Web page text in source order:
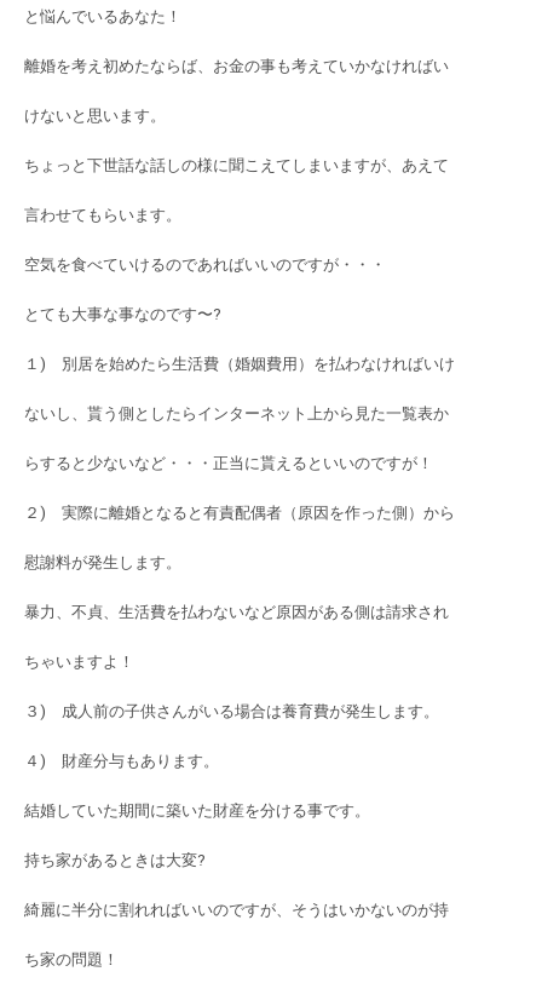
と悩んでいるあなた！
離婚を考え初めたならば、お金の事も考えていかなければい
けないと思います。
ちょっと下世話な話しの様に聞こえてしまいますが、あえて
言わせてもらいます。
空気を食べていけるのであればいいのですが・・・
とても大事な事なのです〜?
１) 別居を始めたら生活費（婚姻費用）を払わなければいけ
ないし、貰う側としたらインターネット上から見た一覧表か
らすると少ないなど・・・正当に貰えるといいのですが！
２) 実際に離婚となると有責配偶者（原因を作った側）から
慰謝料が発生します。
暴力、不貞、生活費を払わないなど原因がある側は請求され
ちゃいますよ！
３) 成人前の子供さんがいる場合は養育費が発生します。
４) 財産分与もあります。
結婚していた期間に築いた財産を分ける事です。
持ち家があるときは大変?
綺麗に半分に割れればいいのですが、そうはいかないのが持
ち家の問題！